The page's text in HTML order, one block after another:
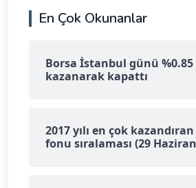
En Çok Okunanlar
Borsa İstanbul günü %0.85
kazanarak kapattı
2017 yılı en çok
fonu sıralaması (29